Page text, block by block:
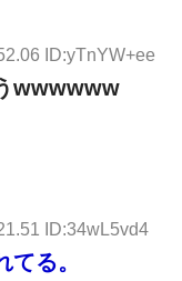
ID:yTnYW+ee
wwwwww
ID:34wL5vd4
る。